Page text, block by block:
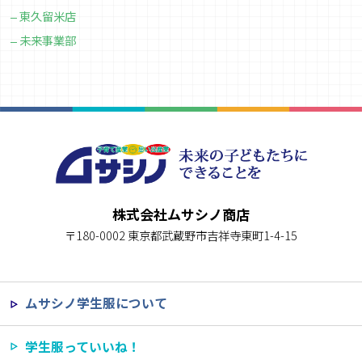
東久留米店
未来事業部
株式会社ムサシノ商店
〒180-0002 東京都武蔵野市吉祥寺東町1-4-15
ムサシノ学生服について
学生服っていいね！